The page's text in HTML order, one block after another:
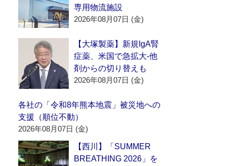
専用物流施設
2026年08月07日 (金)
【大塚製薬】新規IgA腎
症薬、米国で急拡大‐他
剤からの切り替えも
2026年08月07日 (金)
各社の「令和8年熊本地震」被災地への
支援（順位不動）
2026年08月07日 (金)
【西川】「SUMMER
BREATHING 2026」を